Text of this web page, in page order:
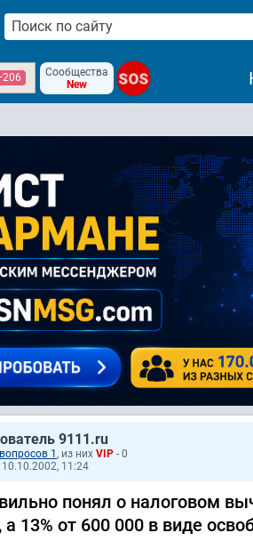
Сообщества
New
SOS
9111.ru
1 , из них VIP - 0
11:24
понял о налоговом
а 13% от 600 000 в виде